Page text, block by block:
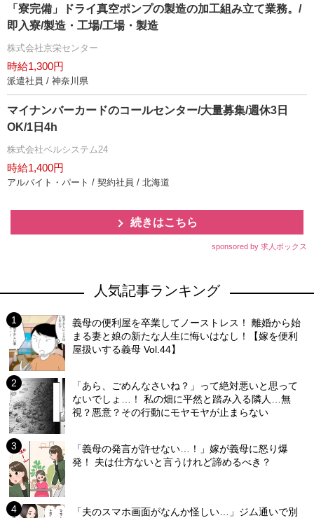
「寮完備」ドライ真空ポンプの製造の加工組み立て業務。/
即入寮/製造・工場/工場・製造
株式会社京栄センター
時給1,300円
派遣社員 / 神奈川県
マイナンバーカードのコールセンター/大量募集/週休3日
OK/1日4h
株式会社ベルシステム24
時給1,400円
アルバイト・パート / 契約社員 / 北海道
続きはこちら
sponsored by 求人ボックス
人気記事ランキング
義母の便利屋を卒業してノーストレス！ 離婚から始
まる妻と娘の新たな人生に悔いはなし！【嫁を便利
屋扱いする義母 Vol.44】
「あら、ごめんなさいね？」って絶対悪いと思って
ないでしょ…！ 私の畑に平然と踏み入る隣人…無
視？悪意？その行動にモヤモヤが止まらない
「義母の発言が許せない…！」嫁が義母に怒り爆
発！ 夫は仕方ないと言うけれど諦めるべき？
「夫のスマホ画面がなんか怪しい…」ジム通いで別